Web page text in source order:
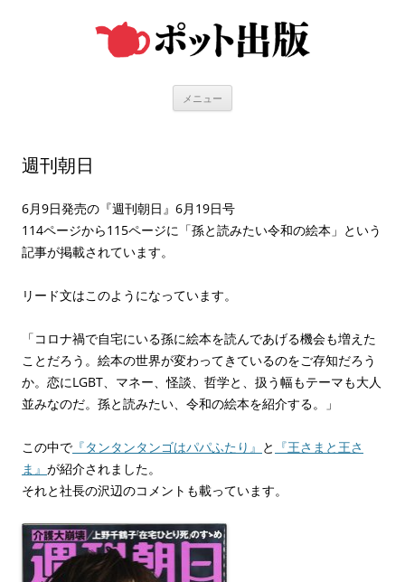
メニュー
週刊朝日
6月9日発売の『週刊朝日』6月19日号
114ページから115ページに「孫と読みたい令和の絵本」という
記事が掲載されています。
リード文はこのようになっています。
「コロナ禍で自宅にいる孫に絵本を読んであげる機会も増えた
ことだろう。絵本の世界が変わってきているのをご存知だろう
か。恋にLGBT、マネー、怪談、哲学と、扱う幅もテーマも大人
並みなのだ。孫と読みたい、令和の絵本を紹介する。」
この中で 『タンタンタンゴはパパふたり』 と 『王さまと王さ
ま』 が紹介されました。
それと社長の沢辺のコメントも載っています。